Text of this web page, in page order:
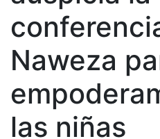
Naweza
las niñas